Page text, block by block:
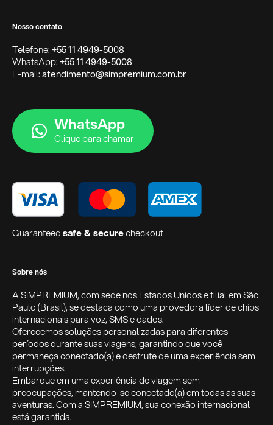
Nosso contato
Telefone:+55 11 4949-5008
WhatsApp:+55 11 4949-5008
E-mail:atendimento@simpremium.com.br
WhatsApp
Clique para chamar
Guaranteedsafe & securecheckout
Sobre nós
A SIMPREMIUM, com sede nos Estados Unidos e filial em São
Paulo (Brasil), se destaca como uma provedora líder de chips
internacionais para voz, SMS e dados.
Oferecemos soluções personalizadas para diferentes
períodos durante suas viagens, garantindo que você
permaneça conectado(a) e desfrute de uma experiência sem
interrupções.
Embarque em uma experiência de viagem sem
preocupações, mantendo-se conectado(a) em todas as suas
aventuras. Com a SIMPREMIUM, sua conexão internacional
está garantida.